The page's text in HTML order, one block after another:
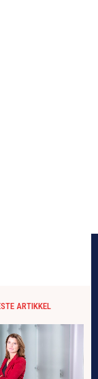
ARTIKKEL